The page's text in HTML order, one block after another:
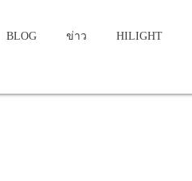
BLOG ข่าว HILIGHT